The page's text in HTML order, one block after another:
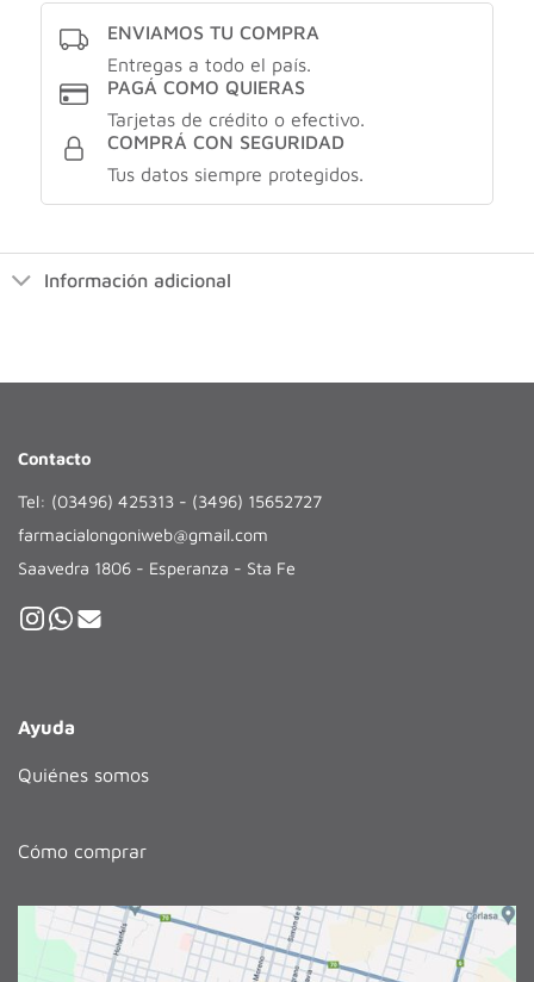
ENVIAMOS TU COMPRA
Entregas a todo el país.
PAGÁ COMO QUIERAS
Tarjetas de crédito o efectivo.
COMPRÁ CON SEGURIDAD
Tus datos siempre protegidos.
Información adicional
Contacto
Tel: (03496) 425313 - (3496) 15652727
farmacialongoniweb@gmail.com
Saavedra 1806 - Esperanza - Sta Fe
Ayuda
Quiénes somos
Cómo comprar